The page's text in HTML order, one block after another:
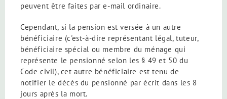
peuvent être faites par e-mail ordinaire.
Cependant, si la pension est versée à un autre
bénéficiaire (c'est-à-dire représentant légal, tuteur,
bénéficiaire spécial ou membre du ménage qui
représente le pensionné selon les § 49 et 50 du
Code civil), cet autre bénéficiaire est tenu de
notifier le décès du pensionné par écrit dans les 8
jours après la mort.